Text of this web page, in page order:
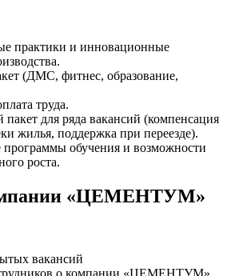
практики и инновационные
(ДМС, фитнес, образование,
труда.
для ряда вакансий (компенсация
жилья, поддержка при переезде).
программы обучения и возможности
роста.
«ЦЕМЕНТУМ»
вакансий
о компании «ЦЕМЕНТУМ»